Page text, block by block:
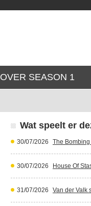
OVER SEASON 1
Wat speelt er
30/07/2026 The
30/07/2026 House Of
31/07/2026 Van der Valk